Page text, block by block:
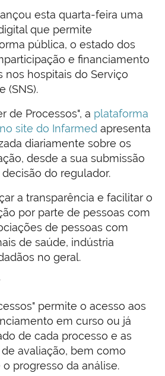
lançou esta quarta-feira uma
que permite
pública, o estado dos
e financiamento
hospitais do Serviço
(SNS).
de Processos", a plataforma
site do Infarmed apresenta
diariamente sobre os
desde a sua submissão
do regulador.
a transparência e facilitar o
por parte de pessoas com
de pessoas com
de saúde, indústria
no geral.
permite o acesso aos
em curso ou já
de cada processo e as
avaliação, bem como
progresso da análise.